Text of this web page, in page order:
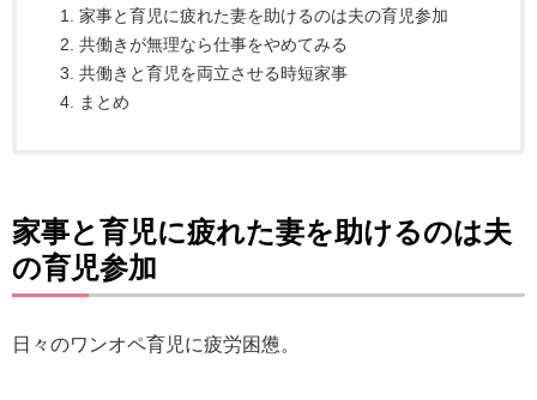
家事と育児に疲れた妻を助けるのは夫の育児参加
共働きが無理なら仕事をやめてみる
共働きと育児を両立させる時短家事
まとめ
家事と育児に疲れた妻を助けるのは夫
の育児参加
日々のワンオペ育児に疲労困憊。